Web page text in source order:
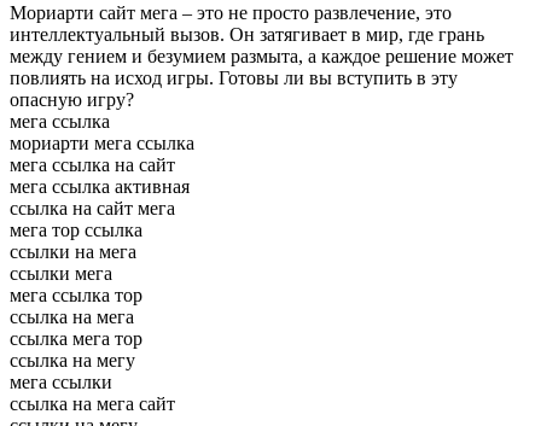
Мориарти сайт мега – это не просто развлечение, это
интеллектуальный вызов. Он затягивает в мир, где грань
между гением и безумием размыта, а каждое решение может
повлиять на исход игры. Готовы ли вы вступить в эту
опасную игру?
мега ссылка
мориарти мега ссылка
мега ссылка на сайт
мега ссылка активная
ссылка на сайт мега
мега тор ссылка
ссылки на мега
ссылки мега
мега ссылка тор
ссылка на мега
ссылка мега тор
ссылка на мегу
мега ссылки
ссылка на мега сайт